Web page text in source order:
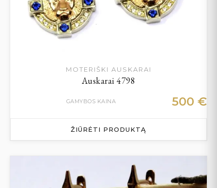
MOTERIŠKI AUSKARAI
Auskarai 4798
GAMYBOS KAINA 500 €
ŽIŪRĖTI PRODUKTĄ